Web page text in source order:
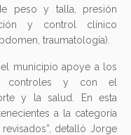
peso y talla, presión
y control clínico
traumatología).
municipio apoye a los
controles y con el
y la salud. En esta
a la categoría
detalló Jorge